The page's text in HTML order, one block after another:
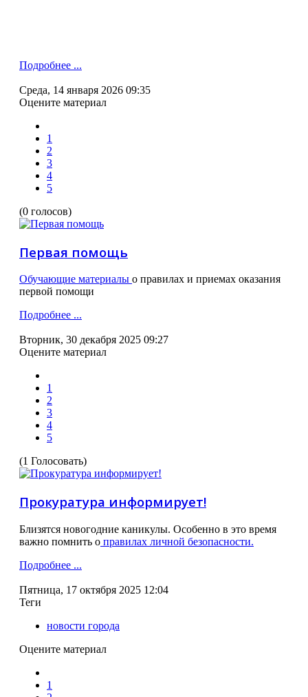
Подробнее ...
Среда, 14 января 2026 09:35
Оцените материал
1
2
3
4
5
(0 голосов)
Первая помощь
Обучающие материалы о правилах и приемах оказания
первой помощи
Подробнее ...
Вторник, 30 декабря 2025 09:27
Оцените материал
1
2
3
4
5
(1 Голосовать)
Прокуратура информирует!
Близятся новогодние каникулы. Особенно в это время
важно помнить о правилах личной безопасности.
Подробнее ...
Пятница, 17 октября 2025 12:04
Теги
новости города
Оцените материал
1